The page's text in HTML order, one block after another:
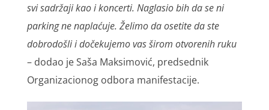
svi sadržaji kao i koncerti. Naglasio bih da se ni
parking ne naplaćuje. Želimo da osetite da ste
dobrodošli i dočekujemo vas širom otvorenih ruku
– dodao je Saša Maksimović, predsednik
Organizacionog odbora manifestacije.